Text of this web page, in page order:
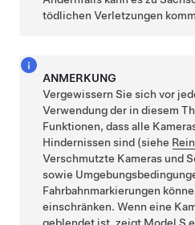
tödlichen Verletzungen
ANMERKUNG
Vergewissern Sie sich vor
Verwendung der in diesem
Funktionen, dass alle
Hindernissen sind (siehe
Verschmutzte Kameras und
sowie
Fahrbahnmarkierungen
einschränken. Wenn eine